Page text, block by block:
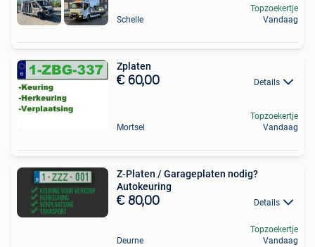
Schelle
Topzoekertje
Vandaag
Zplaten
€ 60,00 Details
Mortsel
Topzoekertje
Vandaag
Z-Platen / Garageplaten nodig?
Autokeuring
€ 80,00 Details
Deurne
Topzoekertje
Vandaag